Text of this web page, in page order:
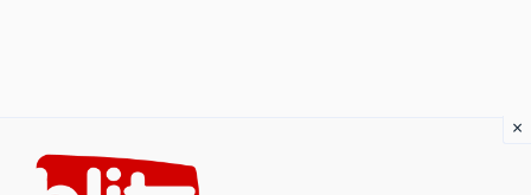
content
×